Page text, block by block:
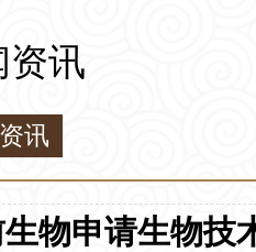
资讯
讯
物申请生物技